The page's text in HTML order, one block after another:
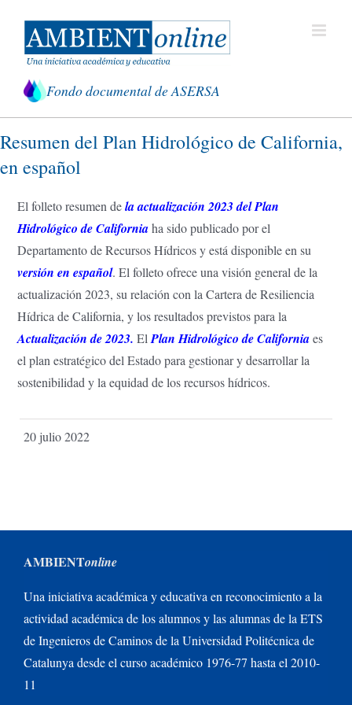
contenido
Fondo documental de ASERSA
Resumen del Plan Hidrológico de California,
en español
El folleto resumen dela actualización 2023 del Plan
Hidrológico de Californiaha sido publicado por el
Departamento de Recursos Hídricos y está disponible en su
versión en español. El folleto ofrece una visión general de la
actualización 2023, su relación con la Cartera de Resiliencia
Hídrica de California, y los resultados previstos para la
Actualización de 2023. ElPlan Hidrológico de California es
el plan estratégico del Estado para gestionar y desarrollar la
sostenibilidad y la equidad de los recursos hídricos.
20 julio 2022
AMBIENTonline
Una iniciativa académica y educativa en reconocimiento a la
actividad académica de los alumnos y las alumnas de la ETS
de Ingenieros de Caminos de la Universidad Politécnica de
Catalunya desde el curso académico 1976-77 hasta el 2010-
11